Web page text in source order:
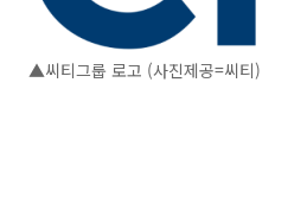
▲씨티그룹 로고 (사진제공=씨티)